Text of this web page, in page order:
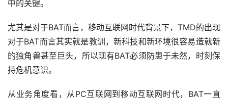
中的关键。
尤其是对于BAT而言，移动互联网时代背景下，TMD的出现
对于BAT而言其实就是教训，新科技和新环境很容易造就新
的独角兽甚至巨头，所以现有BAT必须防患于未然，时刻保
持危机意识。
从业务角度看，从PC互联网到移动互联网时代，BAT一直